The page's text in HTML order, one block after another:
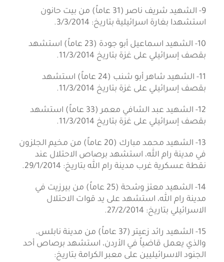
9- الشهيد شريف ناصر (31 عاماً) من بيت حانون
استشهدا بغارة اسرائيلية بتاريخ: 3/3/2014.
10- الشهيد اسماعيل أبو جودة (23 عاماً) استشهد
بقصف إسرائيلي على غزة بتاريخ 11/3/2014.
11- الشهيد شاهر أبو شنب (24 عاماً) استشهد
بقصف إسرائيلي على غزة بتاريخ 11/3/2014.
12- الشهيد عبد الشافي معمر (33 عاماً) استشهد
بقصف إسرائيلي على غزة بتاريخ 11/3/2014.
13- الشهيد محمد مبارك (20 عاماً) من مخيم الجلزون
في مدينة رام الله، استشهد برصاص الاحتلال عند
نقطة عسكرية غرب مدينة رام الله بتاريخ: 29/1/2014.
14- الشهيد معتز وشحة (25 عاماً) من بيرزيت في
مدينة رام الله، استشهد على يد قوات الاحتلال
الاسرائيلي بتاريخ: 27/2/2014.
15- الشهيد رائد زعيتر (37 عاماً) من مدينة نابلس،
والذي يعمل قاضياً في الأردن، استشهد برصاص أحد
الجنود الاسرائيليين على معبر الكرامة بتاريخ: